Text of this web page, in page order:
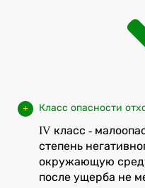
Класс опасности
IV класс -
степень
окружающую
после ущерба не